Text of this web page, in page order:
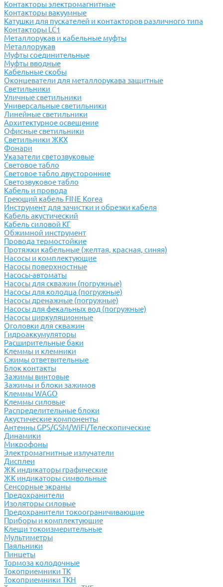
Контакторы электромагнитные
Контакторы вакуумные
Катушки для пускателей и контакторов различного типа
Контакторы LC1
Металлорукав и кабельные муфты
Металлорукав
Муфты соединительные
Муфты вводные
Кабельные скобы
Оконцеватели для металлорукава защитные
Светильники
Уличные светильники
Универсальные светильники
Линейные светильники
Архитектурное освещение
Офисные светильники
Светильники ЖКХ
Фонари
Указатели светозвуковые
Световое табло
Световое табло двусторонние
Светозвуковое табло
Кабель и провода
Греющий кабель FINE Korea
Инструмент для зачистки и обрезки кабеля
Кабель акустический
Кабель силовой КГ
Обжимной инструмент
Провода термостойкие
Протяжки кабельные (желтая, красная, синяя)
Насосы и комплектующие
Насосы поверхностные
Насосы-автоматы
Насосы для скважин (погружные)
Насосы для колодца (погружные)
Насосы дренажные (погружные)
Насосы для фекальных вод (погружные)
Насосы циркуляционные
Оголовки для скважин
Гидроаккумуляторы
Расширительные баки
Клеммы и клемники
Cжимы ответвительные
Блок контакты
Зажимы винтовые
Зажимы и блоки зажимов
Клеммы WAGO
Клеммы силовые
Распределительные блоки
Акустические компоненты
Антенны GPS/GSM/WiFi/Телескопические
Динамики
Микрофоны
Электромагнитные излучатели
Дисплеи
ЖК индикаторы графические
ЖК индикаторы символьные
Сенсорные экраны
Предохранители
Изоляторы силовые
Предохранители токоограничивающие
Приборы и комплектующие
Клещи токоизмерительные
Мультиметры
Паяльники
Пинцеты
Тормоза колодочные
Токоприемники ТК
Токоприемники ТКН